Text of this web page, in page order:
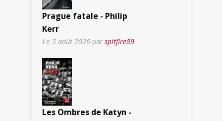
Prague fatale - Philip
Kerr
Le 5 août 2026 par spitfire89
Les Ombres de Katyn -